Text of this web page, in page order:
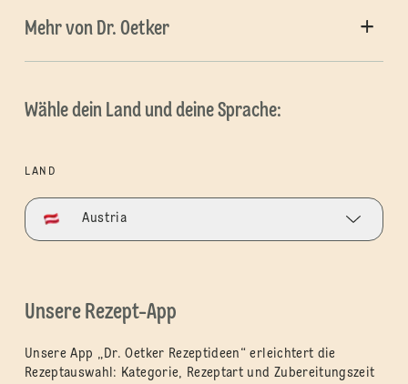
Mehr von Dr. Oetker
Wähle dein Land und deine Sprache:
LAND
Austria
Unsere Rezept-App
Unsere App „Dr. Oetker Rezeptideen“ erleichtert die
Rezeptauswahl: Kategorie, Rezeptart und Zubereitungszeit